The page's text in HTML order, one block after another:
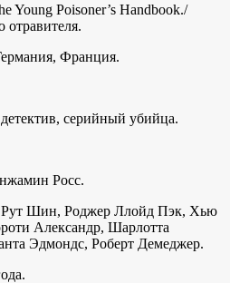
Young Poisoner’s Handbook./
отравителя.
Франция.
серийный убийца.
Росс.
Рут Шин, Роджер Ллойд Пэк, Хью
Александр, Шарлотта
Эдмондс, Роберт Демеджер.